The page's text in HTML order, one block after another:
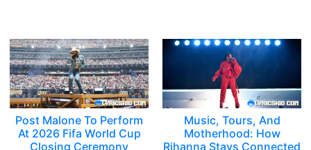
Post Malone To Perform
At 2026 Fifa World Cup
Closing Ceremony
Music, Tours, And
Motherhood: How
Rihanna Stays Connected